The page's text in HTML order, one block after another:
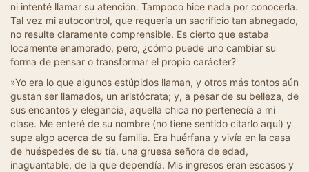
ni intenté llamar su atención. Tampoco hice nada por conocerla.
Tal vez mi autocontrol, que requería un sacrificio tan abnegado,
no resulte claramente comprensible. Es cierto que estaba
locamente enamorado, pero, ¿cómo puede uno cambiar su
forma de pensar o transformar el propio carácter?
»Yo era lo que algunos estúpidos llaman, y otros más tontos aún
gustan ser llamados, un aristócrata; y, a pesar de su belleza, de
sus encantos y elegancia, aquella chica no pertenecía a mi
clase. Me enteré de su nombre (no tiene sentido citarlo aquí) y
supe algo acerca de su familia. Era huérfana y vivía en la casa
de huéspedes de su tía, una gruesa señora de edad,
inaguantable, de la que dependía. Mis ingresos eran escasos y